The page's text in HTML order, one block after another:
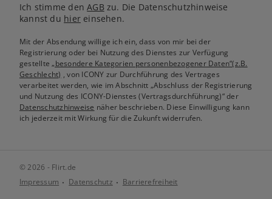
Ich stimme denAGB zu. Die Datenschutzhinweise
kannst du hiereinsehen.
Mit der Absendung willige ich ein, dass von mir bei der
Registrierung oder bei Nutzung des Dienstes zur Verfügung
gestellte„besondere Kategorien personenbezogener Daten“(z.B.
Geschlecht) , von ICONY zur Durchführung des Vertrages
verarbeitet werden, wie im Abschnitt „Abschluss der Registrierung
und Nutzung des ICONY-Dienstes (Vertragsdurchführung)“ der
Datenschutzhinweise näher beschrieben. Diese Einwilligung kann
ich jederzeit mit Wirkung für die Zukunft widerrufen.
© 2026 - Flirt.de
Impressum
Datenschutz Barrierefreiheit